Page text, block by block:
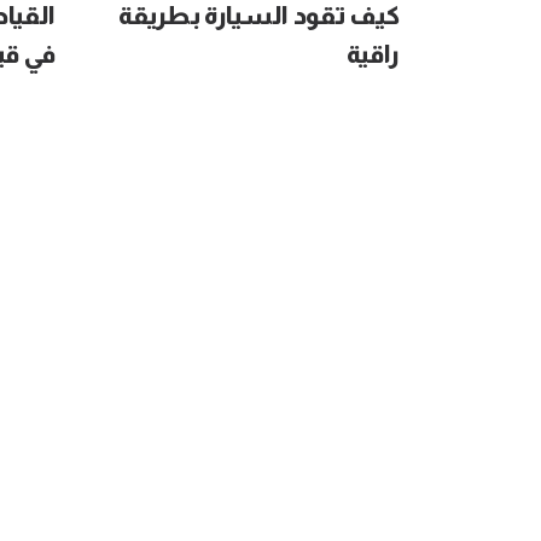
كيف تقود السيارة بطريقة
راقية
في